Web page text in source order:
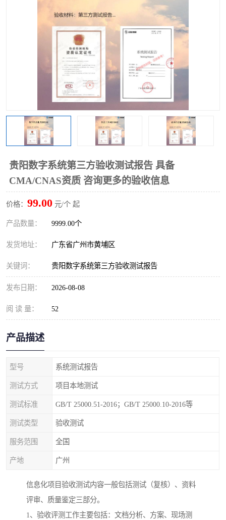
贵阳数字系统第三方验收测试报告 具备
CMA/CNAS资质 咨询更多的验收信息
价格： 99.00 元/个 起
产品数量： 9999.00个
发货地址： 广东省广州市黄埔区
关键词： 贵阳数字系统第三方验收测试报告
发布日期： 2026-08-08
阅 读 量： 52
产品描述
型号 系统测试报告
测试方式 项目本地测试
测试标准 GB/T 25000.51-2016；GB/T 25000.10-2016等
测试类型 验收测试
服务范围 全国
产地 广州
信息化项目验收测试内容一般包括测试（复核）、资料
评审、质量鉴定三部分。
1、验收评测工作主要包括：文档分析、方案、现场测